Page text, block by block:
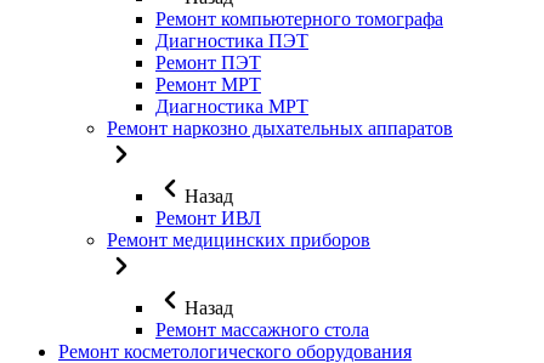
Ремонт компьютерного томографа
Диагностика ПЭТ
Ремонт ПЭТ
Ремонт МРТ
Диагностика МРТ
Ремонт наркозно дыхательных аппаратов
Назад
Ремонт ИВЛ
Ремонт медицинских приборов
Назад
Ремонт массажного стола
Ремонт косметологического оборудования